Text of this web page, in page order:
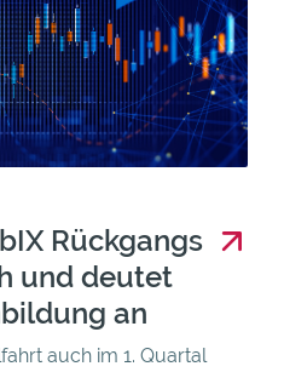
Rückgangs
und deutet
an
auch im 1. Quartal